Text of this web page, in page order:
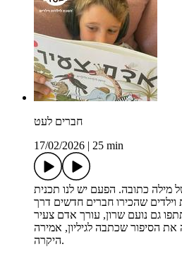
חברים לעט
17/02/2026
25 min
מילה כתובה. הפעם יש לנו תכנית
שהכירו חברים חדשים דרך
גם נועם שרון, עורך אדם צעיר
את הסיפור שכתבה לגיליון, אמירה
היקרה.